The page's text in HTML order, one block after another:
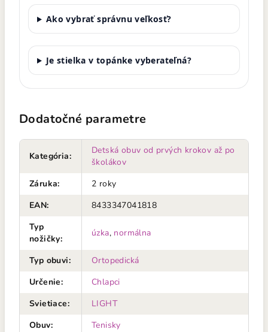
Ako vybrať správnu veľkosť?
Je stielka v topánke vyberateľná?
Dodatočné parametre
Kategória:
Detská obuv od prvých krokov až po
školákov
Záruka:
2 roky
EAN:
8433347041818
Typ
nožičky:
úzka, normálna
Typ obuvi:
Ortopedická
Určenie:
Chlapci
Svietiace:
LIGHT
Obuv: Tenisky